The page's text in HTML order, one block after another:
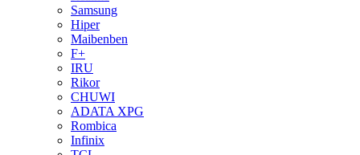
Samsung
Hiper
Maibenben
F+
IRU
Rikor
CHUWI
ADATA XPG
Rombica
Infinix